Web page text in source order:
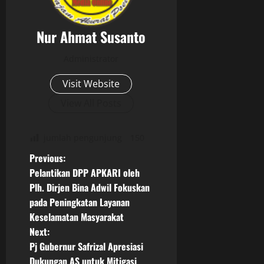
Nur Ahmat Susanto
Visit Website
P
o
s
t
Previous:
Pelantikan DPP APKARI oleh
Plh. Dirjen Bina Adwil Fokuskan
pada Peningkatan Layanan
Keselamatan Masyarakat
Next:
Pj Gubernur Safrizal Apresiasi
Dukungan AS untuk Mitigasi